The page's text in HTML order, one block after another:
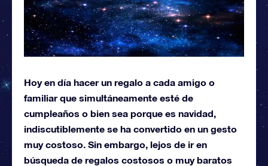
Hoy en día hacer un regalo a cada amigo o
familiar que simultáneamente esté de
cumpleaños o bien sea porque es navidad,
indiscutiblemente se ha convertido en un gesto
muy costoso. Sin embargo, lejos de ir en
búsqueda de regalos costosos o muy baratos